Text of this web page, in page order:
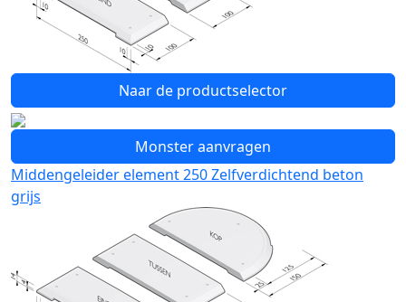
Naar de productselector
Monster aanvragen
Middengeleider element 250 Zelfverdichtend beton
grijs